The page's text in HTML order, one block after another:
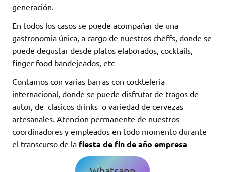
generación.
En todos los casos se puede acompañar de una
gastronomia única, a cargo de nuestros cheffs, donde se
puede degustar desde platos elaborados, cocktails,
finger food bandejeados, etc
Contamos con varias barras con cockteleria
internacional, donde se puede disfrutar de tragos de
autor, de clasicos drinks o variedad de cervezas
artesanales. Atencion permanente de nuestros
coordinadores y empleados en todo momento durante
el transcurso de la fiesta de fin de año empresa